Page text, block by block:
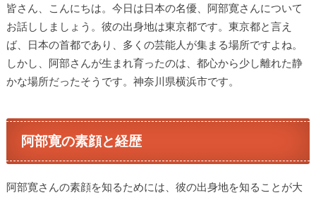
皆さん、こんにちは。今日は日本の名優、阿部寛さんについて
お話ししましょう。彼の出身地は東京都です。東京都と言え
ば、日本の首都であり、多くの芸能人が集まる場所ですよね。
しかし、阿部さんが生まれ育ったのは、都心から少し離れた静
かな場所だったそうです。神奈川県横浜市です。
阿部寛の素顔と経歴
阿部寛さんの素顔を知るためには、彼の出身地を知ることが大